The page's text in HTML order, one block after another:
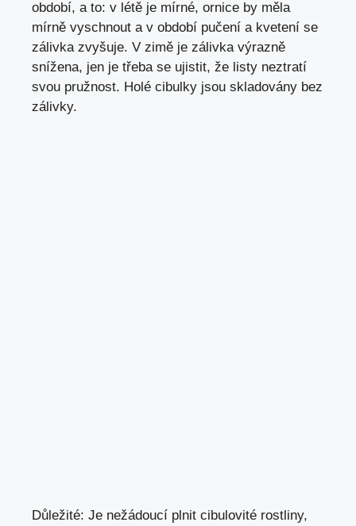
období, a to: v létě je mírné, ornice by měla
mírně vyschnout a v období pučení a kvetení se
zálivka zvyšuje. V zimě je zálivka výrazně
snížena, jen je třeba se ujistit, že listy neztratí
svou pružnost. Holé cibulky jsou skladovány bez
zálivky.
Důležité: Je nežádoucí plnit cibulovité rostliny,